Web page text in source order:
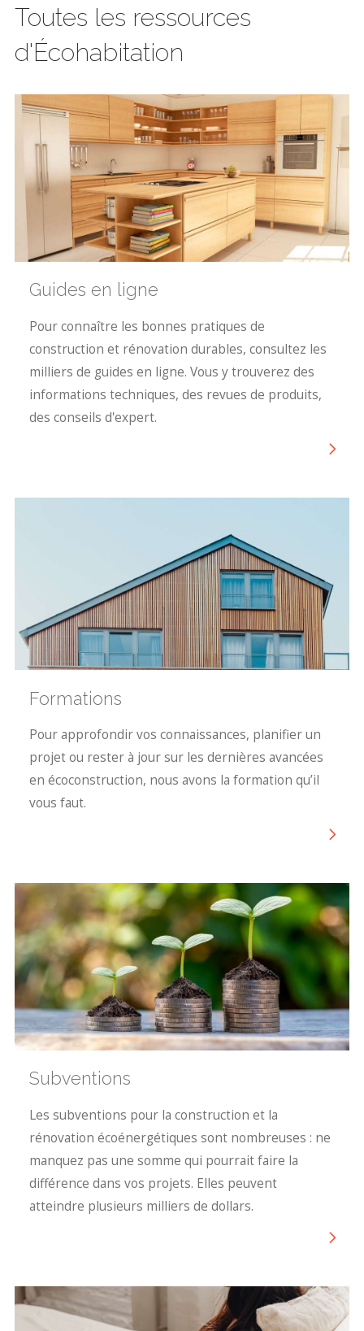
Toutes les ressources
d'Écohabitation
Guides en ligne
Pour connaître les bonnes pratiques de
construction et rénovation durables, consultez les
milliers de guides en ligne. Vous y trouverez des
informations techniques, des revues de produits,
des conseils d'expert.
Formations
Pour approfondir vos connaissances, planifier un
projet ou rester à jour sur les dernières avancées
en écoconstruction, nous avons la formation qu’il
vous faut.
Subventions
Les subventions pour la construction et la
rénovation écoénergétiques sont nombreuses : ne
manquez pas une somme qui pourrait faire la
différence dans vos projets. Elles peuvent
atteindre plusieurs milliers de dollars.